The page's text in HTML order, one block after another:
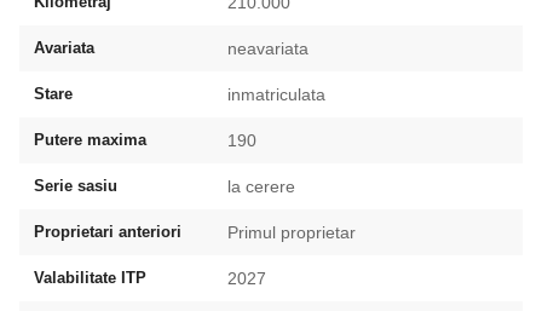
Avariata neavariata
Stare inmatriculata
Putere maxima 190
Serie sasiu la cerere
Proprietari anteriori Primul proprietar
Valabilitate ITP 2027